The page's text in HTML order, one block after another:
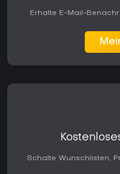
Erhalte E-Mail-
Schalte Wunschlisten,